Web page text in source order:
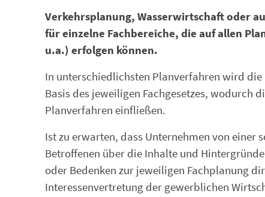
Verkehrsplanung, Wasserwirtschaft oder
für einzelne Fachbereiche, die auf allen
u.a.) erfolgen können.
In unterschiedlichsten Planverfahren wird
Basis des jeweiligen Fachgesetzes, wodurch
Planverfahren einfließen.
Ist zu erwarten, dass Unternehmen von
Betroffenen über die Inhalte und
oder Bedenken zur jeweiligen Fachplanung
Interessenvertretung der gewerblichen